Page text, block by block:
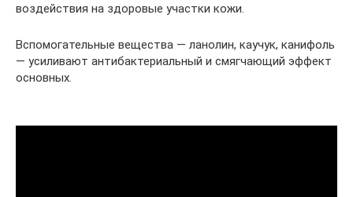
воздействия на здоровые участки кожи.
Вспомогательные вещества — ланолин, каучук, канифоль
— усиливают антибактериальный и смягчающий эффект
основных.